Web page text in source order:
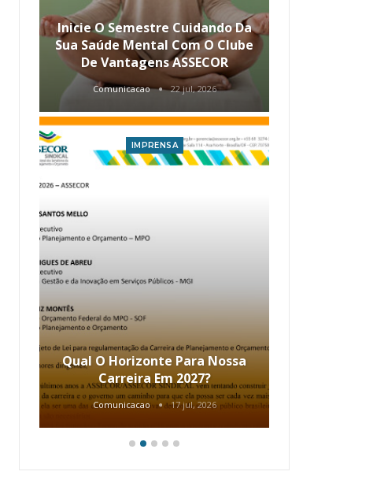
Inicie O Semestre Cuidando Da
Sua Saúde Mental Com O Clube
De Vantagens ASSECOR
Comunicacao 22 jul, 2026
IMPRENSA
Qual O Horizonte Para Nossa
Carreira Em 2027?
Comunicacao 17 jul, 2026